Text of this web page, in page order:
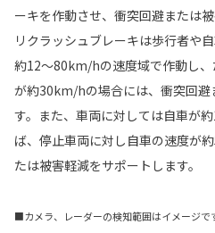
ーキを作動させ、衝突回避または
リクラッシュブレーキは歩行者や
約12〜80km/hの速度域で作動し
が約30km/hの場合には、衝突回避
す。また、車両に対しては自車が
ば、停止車両に対し自車の速度が
たは被害軽減をサポートします。
■カメラ、レーダーの検知範囲はイメージ